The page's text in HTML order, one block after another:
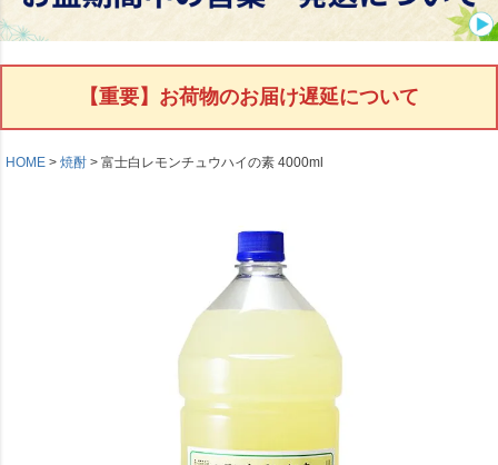
【重要】お荷物のお届け遅延について
HOME 焼酎 富士白レモンチュウハイの素 4000ml